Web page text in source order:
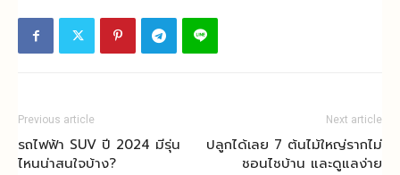
Previous article
รถไฟฟ้า SUV ปี 2024 มีรุ่น
ไหนน่าสนใจบ้าง?
Next article
ปลูกได้เลย 7 ต้นไม้ใหญ่รากไม่
ชอนไชบ้าน และดูแลง่าย